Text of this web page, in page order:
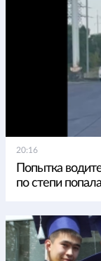
20:16
Попытка
по степи